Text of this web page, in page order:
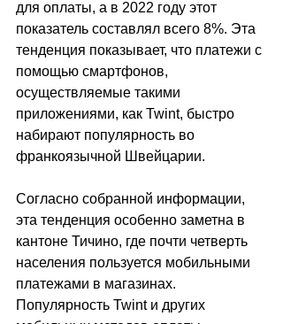
для оплаты, а в 2022 году этот
показатель составлял всего 8%. Эта
тенденция показывает, что платежи с
помощью смартфонов,
осуществляемые такими
приложениями, как Twint, быстро
набирают популярность во
франкоязычной Швейцарии.
Согласно собранной информации,
эта тенденция особенно заметна в
кантоне Тичино, где почти четверть
населения пользуется мобильными
платежами в магазинах.
Популярность Twint и других